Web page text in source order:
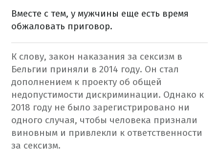
Вместе с тем, у мужчины еще есть время
обжаловать приговор.
К слову, закон наказания за сексизм в
Бельгии приняли в 2014 году. Он стал
дополнением к проекту об общей
недопустимости дискриминации. Однако к
2018 году не было зарегистрировано ни
одного случая, чтобы человека признали
виновным и привлекли к ответственности
за сексизм.